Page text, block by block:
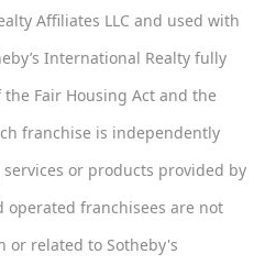
Affiliates LLC and used with
International Realty fully
Fair Housing Act and the
franchise is independently
or products provided by
operated franchisees are not
or related to Sotheby's